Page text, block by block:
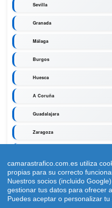
Sevilla
Granada
Málaga
Burgos
Huesca
A Coruña
Guadalajara
Zaragoza
camarastrafico.com.es utiliza
propias para su correcto
Nuestros socios (incluido
gestionar tus datos para ofrecer
Puedes aceptar o personalizar